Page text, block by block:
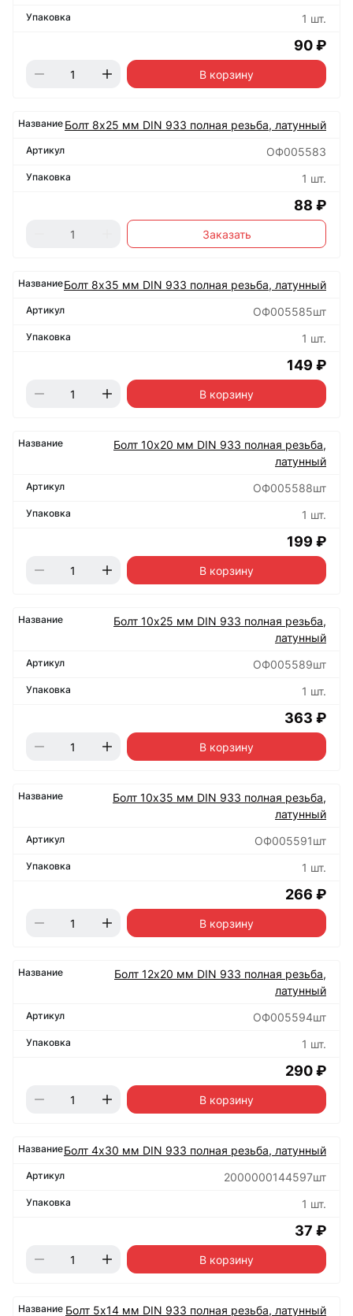
1 шт.
90 ₽
В корзину
Болт 8х25 мм DIN 933 полная резьба, латунный
ОФ005583
1 шт.
88 ₽
Заказать
Болт 8х35 мм DIN 933 полная резьба, латунный
ОФ005585шт
1 шт.
149 ₽
В корзину
Болт 10х20 мм DIN 933 полная резьба,
латунный
ОФ005588шт
1 шт.
199 ₽
В корзину
Болт 10х25 мм DIN 933 полная резьба,
латунный
ОФ005589шт
1 шт.
363 ₽
В корзину
Болт 10х35 мм DIN 933 полная резьба,
латунный
ОФ005591шт
1 шт.
266 ₽
В корзину
Болт 12х20 мм DIN 933 полная резьба,
латунный
ОФ005594шт
1 шт.
290 ₽
В корзину
Болт 4х30 мм DIN 933 полная резьба, латунный
2000000144597шт
1 шт.
37 ₽
В корзину
Болт 5х14 мм DIN 933 полная резьба, латунный